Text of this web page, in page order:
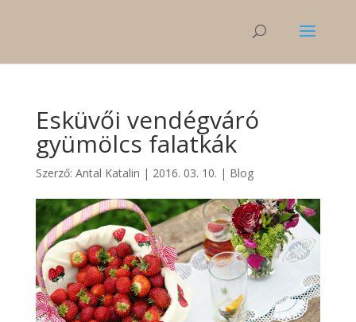
Esküvői vendégváró
gyümölcs falatkák
Szerző: Antal Katalin | 2016. 03. 10. | Blog